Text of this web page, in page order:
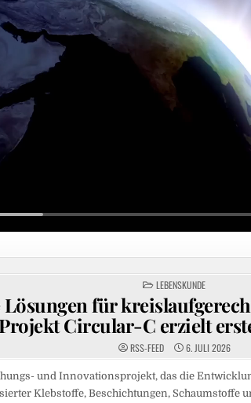
POSTED
IN
LEBENSKUNDE
für
Projekt Circular-C erzielt
RSS-FEED 6. JULI 2026
und Innovationsprojekt, das die
Klebstoffe, Beschichtungen, Schaumstoffe